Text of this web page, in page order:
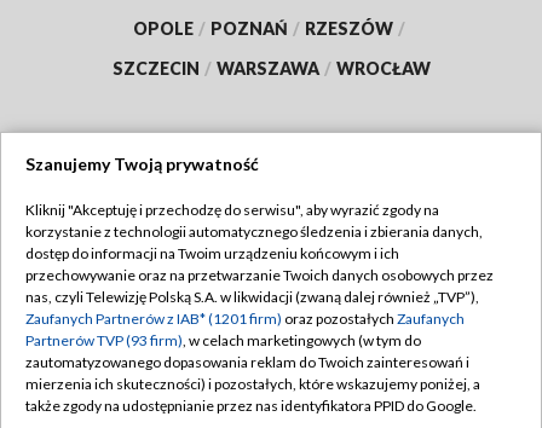
OPOLE / POZNAŃ / RZESZÓW /
SZCZECIN / WARSZAWA / WROCŁAW
TVP
Abonament TVP
Emisja w TVP
Centrum informacji TVP
Naziemna Telewizja Cyfrowa
Regulamin TVP
Polityka prywatności
Moje zgody
Pomoc
Szanujemy Twoją prywatność
Kliknij "Akceptuję i przechodzę do serwisu", aby wyrazić zgody na
korzystanie z technologii automatycznego śledzenia i zbierania danych,
dostęp do informacji na Twoim urządzeniu końcowym i ich
przechowywanie oraz na przetwarzanie Twoich danych osobowych przez
nas, czyli Telewizję Polską S.A. w likwidacji (zwaną dalej również „TVP”),
Zaufanych Partnerów z IAB* (1201 firm) oraz pozostałych Zaufanych
Partnerów TVP (93 firm), w celach marketingowych (w tym do
zautomatyzowanego dopasowania reklam do Twoich zainteresowań i
mierzenia ich skuteczności) i pozostałych, które wskazujemy poniżej, a
także zgody na udostępnianie przez nas identyfikatora PPID do Google.